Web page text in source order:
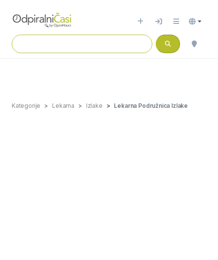
Kategorije Lekarna Izlake Lekarna Podružnica Izlake